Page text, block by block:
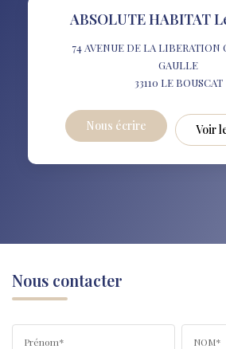
ABSOLUTE HABITAT
74 AVENUE DE LA LIBERATION
GAULLE
33110 LE BOUSCAT
Nous écrire Voir
Nous contacter
Prénom* NOM*